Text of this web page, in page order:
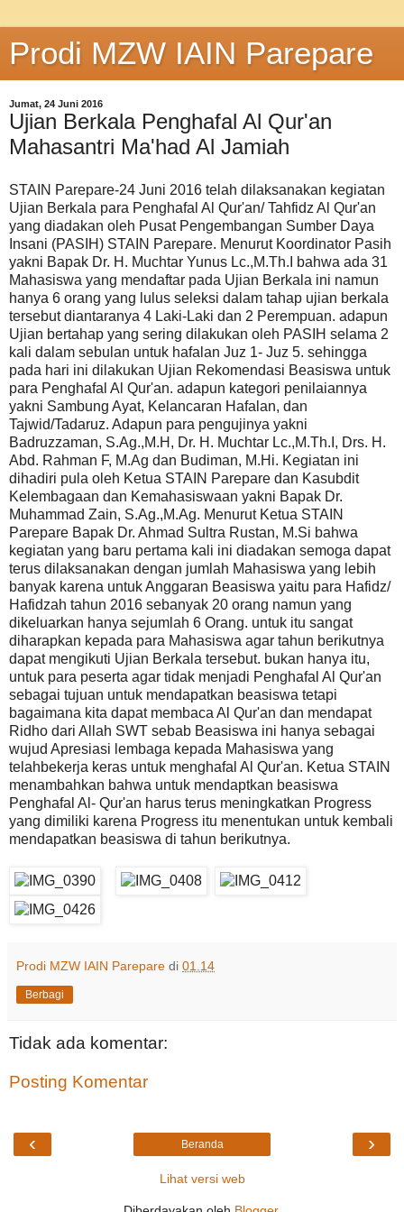
Prodi MZW IAIN Parepare
Jumat, 24 Juni 2016
Ujian Berkala Penghafal Al Qur'an
Mahasantri Ma'had Al Jamiah
STAIN Parepare-24 Juni 2016 telah dilaksanakan kegiatan
Ujian Berkala para Penghafal Al Qur'an/ Tahfidz Al Qur'an
yang diadakan oleh Pusat Pengembangan Sumber Daya
Insani (PASIH) STAIN Parepare. Menurut Koordinator Pasih
yakni Bapak Dr. H. Muchtar Yunus Lc.,M.Th.I bahwa ada 31
Mahasiswa yang mendaftar pada Ujian Berkala ini namun
hanya 6 orang yang lulus seleksi dalam tahap ujian berkala
tersebut diantaranya 4 Laki-Laki dan 2 Perempuan. adapun
Ujian bertahap yang sering dilakukan oleh PASIH selama 2
kali dalam sebulan untuk hafalan Juz 1- Juz 5. sehingga
pada hari ini dilakukan Ujian Rekomendasi Beasiswa untuk
para Penghafal Al Qur'an. adapun kategori penilaiannya
yakni Sambung Ayat, Kelancaran Hafalan, dan
Tajwid/Tadaruz. Adapun para pengujinya yakni
Badruzzaman, S.Ag.,M.H, Dr. H. Muchtar Lc.,M.Th.I, Drs. H.
Abd. Rahman F, M.Ag dan Budiman, M.Hi. Kegiatan ini
dihadiri pula oleh Ketua STAIN Parepare dan Kasubdit
Kelembagaan dan Kemahasiswaan yakni Bapak Dr.
Muhammad Zain, S.Ag.,M.Ag. Menurut Ketua STAIN
Parepare Bapak Dr. Ahmad Sultra Rustan, M.Si bahwa
kegiatan yang baru pertama kali ini diadakan semoga dapat
terus dilaksanakan dengan jumlah Mahasiswa yang lebih
banyak karena untuk Anggaran Beasiswa yaitu para Hafidz/
Hafidzah tahun 2016 sebanyak 20 orang namun yang
dikeluarkan hanya sejumlah 6 Orang. untuk itu sangat
diharapkan kepada para Mahasiswa agar tahun berikutnya
dapat mengikuti Ujian Berkala tersebut. bukan hanya itu,
untuk para peserta agar tidak menjadi Penghafal Al Qur'an
sebagai tujuan untuk mendapatkan beasiswa tetapi
bagaimana kita dapat membaca Al Qur'an dan mendapat
Ridho dari Allah SWT sebab Beasiswa ini hanya sebagai
wujud Apresiasi lembaga kepada Mahasiswa yang
telahbekerja keras untuk menghafal Al Qur'an. Ketua STAIN
menambahkan bahwa untuk mendaptkan beasiswa
Penghafal Al- Qur'an harus terus meningkatkan Progress
yang dimiliki karena Progress itu menentukan untuk kembali
mendapatkan beasiswa di tahun berikutnya.
Prodi MZW IAIN Parepare di 01.14
Berbagi
Tidak ada komentar:
Posting Komentar
‹ ›
Beranda
Lihat versi web